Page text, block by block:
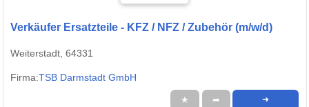
Verkäufer Ersatzteile - KFZ / NFZ / Zubehör (m/w/d)
Weiterstadt, 64331
Firma:TSB Darmstadt GmbH
★ ➦ ➜